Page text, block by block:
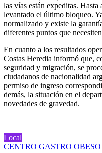
las vías están expeditas. Hasta
levantado el último bloqueo.
normalizado y existe la
diferentes puntos que
En cuanto a los resultados
Costas Heredia informó que,
seguridad y migración, se
ciudadanos de nacionalidad
permiso de ingreso
demás, la situación en el
novedades de gravedad.
Local
Navegación
CENTRO GASTRO